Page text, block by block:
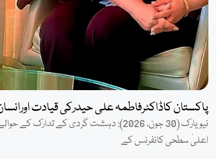
پاکستان کاڈاکٹرفاطمہ علی حیدرکی قیادت
اعلیٰ سطحی کانفرنس کے